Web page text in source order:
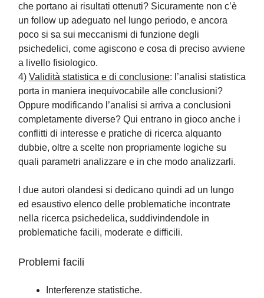
che portano ai risultati ottenuti? Sicuramente non c’è
un follow up adeguato nel lungo periodo, e ancora
poco si sa sui meccanismi di funzione degli
psichedelici, come agiscono e cosa di preciso avviene
a livello fisiologico.
4) Validità statistica e di conclusione: l’analisi statistica
porta in maniera inequivocabile alle conclusioni?
Oppure modificando l’analisi si arriva a conclusioni
completamente diverse? Qui entrano in gioco anche i
conflitti di interesse e pratiche di ricerca alquanto
dubbie, oltre a scelte non propriamente logiche su
quali parametri analizzare e in che modo analizzarli.
I due autori olandesi si dedicano quindi ad un lungo
ed esaustivo elenco delle problematiche incontrate
nella ricerca psichedelica, suddivindendole in
problematiche facili, moderate e difficili.
Problemi facili
Interferenze statistiche.